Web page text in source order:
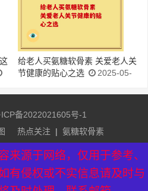
给老人买氨糖软骨素 关爱老人关
节健康的贴心之选
2025-05-
ICP备2022021605号-1
热点关注 | 氨糖软骨素
| 益生菌牌子排名
氨糖软骨素品
来源于网络，仅用于参考、
有侵权或不实信息请及时与